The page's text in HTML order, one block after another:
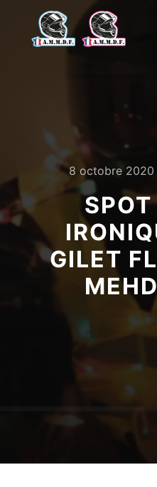
8 octobre 2020
GILET